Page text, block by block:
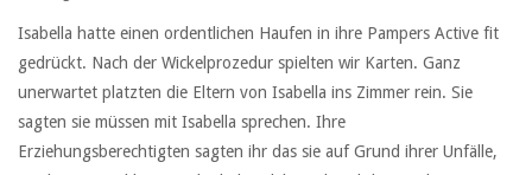
Isabella hatte einen ordentlichen Haufen in ihre Pampers Active fit
gedrückt. Nach der Wickelprozedur spielten wir Karten. Ganz
unerwartet platzten die Eltern von Isabella ins Zimmer rein. Sie
sagten sie müssen mit Isabella sprechen. Ihre
Erziehungsberechtigten sagten ihr das sie auf Grund ihrer Unfälle,